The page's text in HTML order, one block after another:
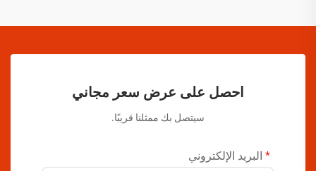
احصل على عرض سعر مجاني
سيتصل بك ممثلنا قريبًا.
البريد الإلكتروني